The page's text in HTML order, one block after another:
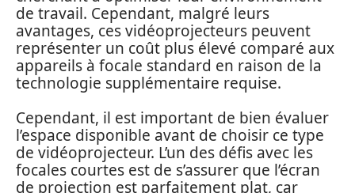
de travail. Cependant, malgré leurs
avantages, ces vidéoprojecteurs peuvent
représenter un coût plus élevé comparé aux
appareils à focale standard en raison de la
technologie supplémentaire requise.
Cependant, il est important de bien évaluer
l’espace disponible avant de choisir ce type
de vidéoprojecteur. L’un des défis avec les
focales courtes est de s’assurer que l’écran
de projection est parfaitement plat, car